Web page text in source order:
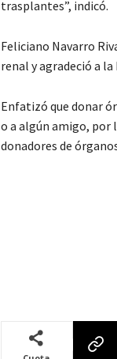
trasplantes”, indicó.
Feliciano Navarro
renal y agradeció a
Enfatizó que donar
o a algún amigo, por
donadores de